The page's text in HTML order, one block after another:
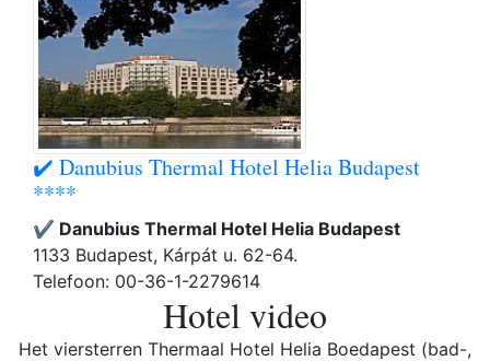
✔️ Danubius Thermal Hotel Helia Budapest
****
✔️ Danubius Thermal Hotel Helia Budapest
1133 Budapest, Kárpát u. 62-64.
Telefoon: 00-36-1-2279614
Hotel video
Het viersterren Thermaal Hotel Helia Boedapest (bad-,